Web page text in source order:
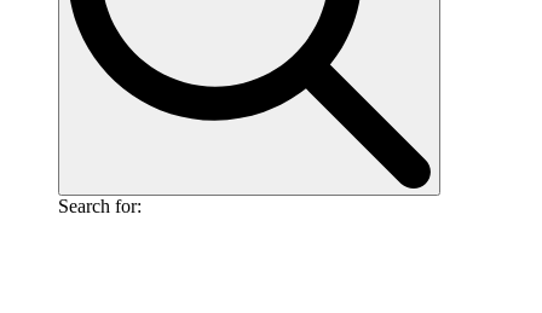
Search for: